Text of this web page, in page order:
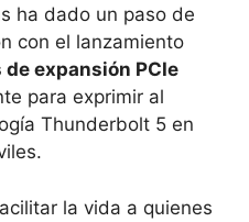
ha dado un paso de
con el lanzamiento
expansión PCIe
para exprimir al
Thunderbolt 5 en
la vida a quienes